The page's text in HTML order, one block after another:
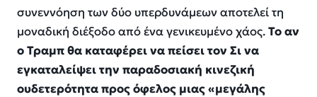
συνεννόηση των δύο υπερδυνάμεων αποτελεί τη
μοναδική διέξοδο από ένα γενικευμένο χάος.Το αν
ο Τραμπ θα καταφέρει να πείσει τον Σι να
εγκαταλείψει την παραδοσιακή κινεζική
ουδετερότητα προς όφελος μιας «μεγάλης